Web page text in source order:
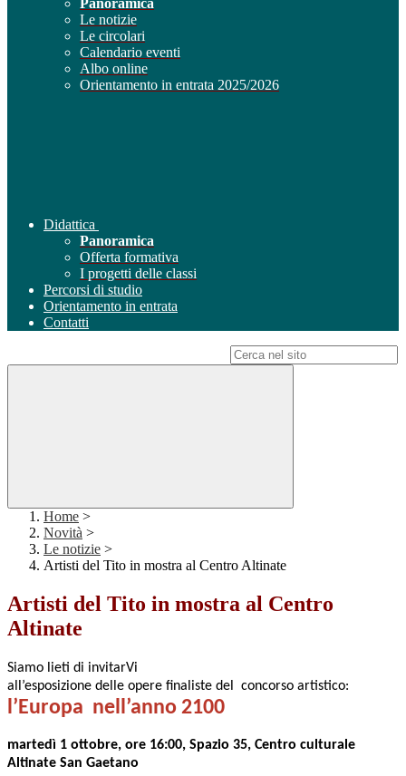
Panoramica
Le notizie
Le circolari
Calendario eventi
Albo online
Orientamento in entrata 2025/2026
Didattica
Panoramica
Offerta formativa
I progetti delle classi
Percorsi di studio
Orientamento in entrata
Contatti
Home >
Novità >
Le notizie >
Artisti del Tito in mostra al Centro Altinate
Artisti del Tito in mostra al Centro
Altinate
Siamo lieti di invitarVi
all’esposizione delle opere finaliste del concorso artistico:
l’Europa nell’anno 2100
martedì 1 ottobre, ore 16:00, Spazio 35, Centro culturale
Altinate San Gaetano